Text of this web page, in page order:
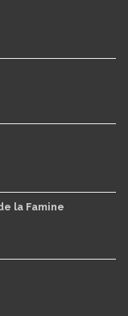
la Famine